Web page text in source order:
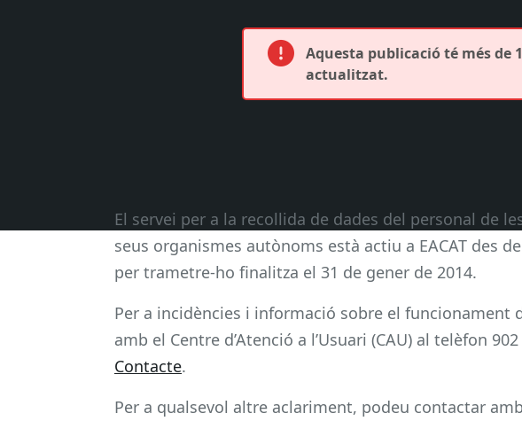
Aquesta publicació té més de
actualitzat.
El servei per a la recollida de dades del personal de
seus organismes autònoms està actiu a EACAT des
per trametre-ho finalitza el 31 de gener de 2014.
Per a incidències i informació sobre el funcionament
amb el Centre d’Atenció a l’Usuari (CAU) al telèfon
Contacte.
Per a qualsevol altre aclariment, podeu contactar